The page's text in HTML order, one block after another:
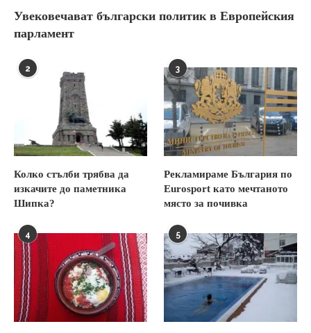
Увековечават български политик в Европейския
парламент
2
Колко стълби трябва да
изкачите до паметника
Шипка?
3
Рекламираме България по
Eurosport като мечтаното
място за почивка
4 5